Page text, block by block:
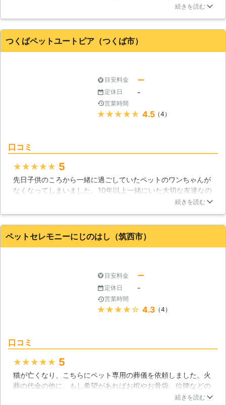
と思いました。ペットサービス日立に問い合わせたところ、ひ
が、心温まる葬儀で救われました。ペット葬儀を申し込んで良
かったです。
続きを読む
つくばペットユートピア（つくば市）
目安料金 ー
定休日 -
営業時間
★★★★★ 4.5（4）
口コミ
★★★★★ 5
先日子供のころから一緒に過ごしていたペットのワンちゃんが
なくなってしまいました。10年以上一緒にいた大切な友達なの
で、葬儀をしてあげることにしました。葬儀をお願いしたつく
ットのワンちゃんも喜んでくれていると思います。
茨城県 つくば市 2016年11月20日
続きを読む
ペットセレモニーにじのはし（筑西市）
目安料金 ー
定休日 -
営業時間
★★★★★ 4.3 （4）
口コミ
★★★★★ 5
猫が亡くなり、こちらにペット専用の葬儀を依頼しました。火
葬の代金の他に、もし希望があればお棺やお骨袋、位牌などの
色々な仏具があると提案を受けました。色々揃っていて、私た
続きを読む